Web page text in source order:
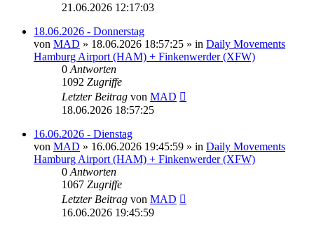
21.06.2026 12:17:03
18.06.2026 - Donnerstag
von MAD » 18.06.2026 18:57:25 » in Daily Movements
Hamburg Airport (HAM) + Finkenwerder (XFW)
0 Antworten
1092 Zugriffe
Letzter Beitrag von MAD
18.06.2026 18:57:25
16.06.2026 - Dienstag
von MAD » 16.06.2026 19:45:59 » in Daily Movements
Hamburg Airport (HAM) + Finkenwerder (XFW)
0 Antworten
1067 Zugriffe
Letzter Beitrag von MAD
16.06.2026 19:45:59